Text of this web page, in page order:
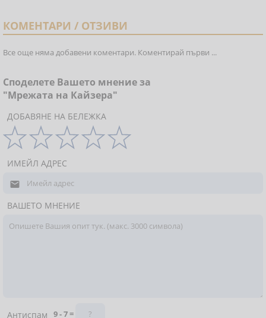
КОМЕНТАРИ / ОТЗИВИ
Все още няма добавени коментари. Коментирай първи ...
Споделете Вашето мнение за
"Мрежата на Кайзера"
ДОБАВЯНЕ НА БЕЛЕЖКА
ИМЕЙЛ АДРЕС

ВАШЕТО МНЕНИЕ
Антиспам 9 - 7 =